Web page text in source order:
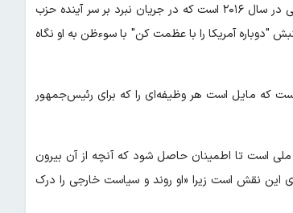
در گزارش آمده است: «این یک ارتقای قابل توجه برای رقیب سابق رقابت‌های مقدماتی در سال ۲۰۱۶ است که در جریان نبرد بر سر آینده حزب
"دوباره آمریکا را با عظمت کن" با سوءظن به او نگاه
که مایل است هر وظیفه‌ای را که برای رئیس‌جمهور
است تا اطمینان حاصل شود که آنچه از آن بیرون
این نقش است زیرا «او روند و سیاست خارجی را درک